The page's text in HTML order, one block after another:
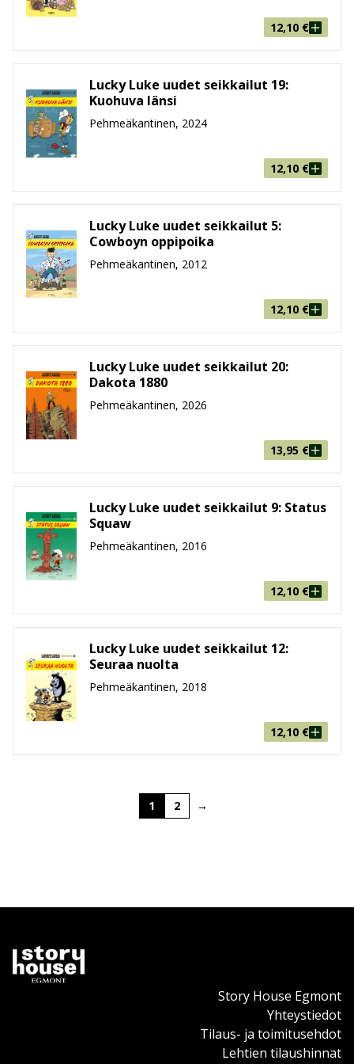
tilaa omat suosikkisi Story House Egmont
12,10 €
Lucky Luke uudet seikkailut 19:
Kuohuva länsi
Pehmeäkantinen, 2024
12,10 €
Lucky Luke uudet seikkailut 5:
Cowboyn oppipoika
Pehmeäkantinen, 2012
12,10 €
Lucky Luke uudet seikkailut 20:
Dakota 1880
Pehmeäkantinen, 2026
13,95 €
Lucky Luke uudet seikkailut 9: Status
Squaw
Pehmeäkantinen, 2016
12,10 €
Lucky Luke uudet seikkailut 12:
Seuraa nuolta
Pehmeäkantinen, 2018
12,10 €
1 2 →
Story House Egmont
Yhteystiedot
Tilaus- ja toimitusehdot
Lehtien tilaushinnat